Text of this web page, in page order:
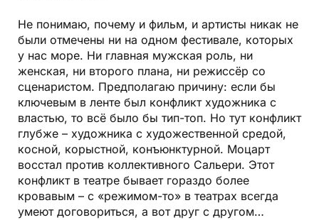
Не понимаю, почему и фильм, и артисты никак не
были отмечены ни на одном фестивале, которых
у нас море. Ни главная мужская роль, ни
женская, ни второго плана, ни режиссёр со
сценаристом. Предполагаю причину: если бы
ключевым в ленте был конфликт художника с
властью, то всё было бы тип-топ. Но тут конфликт
глубже – художника с художественной средой,
косной, корыстной, конъюнктурной. Моцарт
восстал против коллективного Сальери. Этот
конфликт в театре бывает гораздо более
кровавым – с «режимом-то» в театрах всегда
умеют договориться, а вот друг с другом…